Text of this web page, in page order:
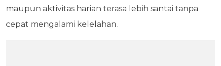
maupun aktivitas harian terasa lebih santai tanpa
cepat mengalami kelelahan.